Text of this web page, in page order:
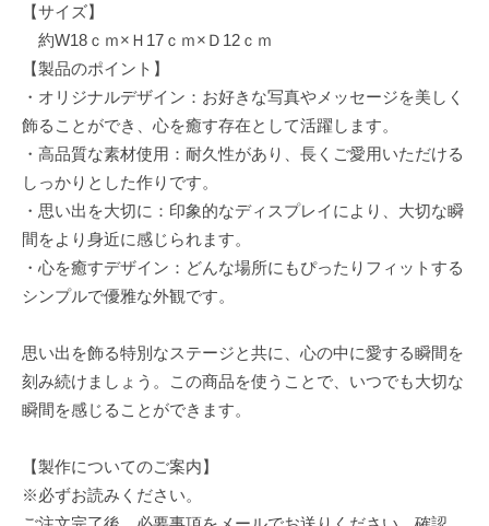
【サイズ】
約W18ｃｍ×Ｈ17ｃｍ×Ｄ12ｃｍ
【製品のポイント】
・オリジナルデザイン：お好きな写真やメッセージを美しく
飾ることができ、心を癒す存在として活躍します。
・高品質な素材使用：耐久性があり、長くご愛用いただける
しっかりとした作りです。
・思い出を大切に：印象的なディスプレイにより、大切な瞬
間をより身近に感じられます。
・心を癒すデザイン：どんな場所にもぴったりフィットする
シンプルで優雅な外観です。
思い出を飾る特別なステージと共に、心の中に愛する瞬間を
刻み続けましょう。この商品を使うことで、いつでも大切な
瞬間を感じることができます。
【製作についてのご案内】
※必ずお読みください。